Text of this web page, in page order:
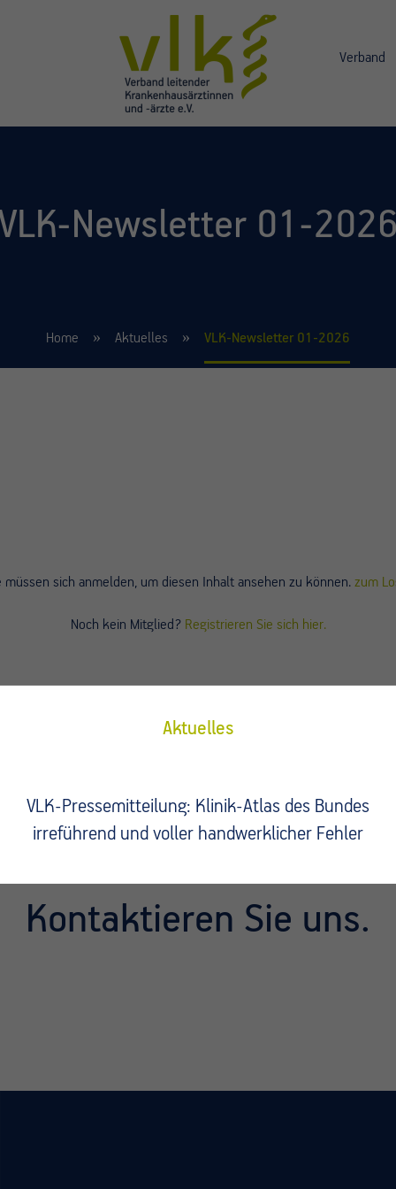
Verband
Newsletter 01-
Home Aktuelles VLK-Newsletter 01-2026
müssen sich anmelden, um diesen Inhalt ansehen zu können. zum
Noch kein Mitglied? Registrieren Sie sich hier.
Kontaktieren Sie uns.
Aktuelles
VLK-Pressemitteilung: Klinik-Atlas des Bundes
irreführend und voller handwerklicher Fehler